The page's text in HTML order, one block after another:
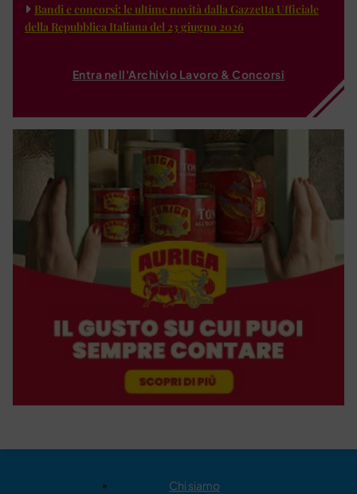
Bandi e concorsi: le ultime novità dalla Gazzetta Ufficiale
della Repubblica Italiana del 23 giugno 2026
Entra nell'Archivio Lavoro & Concorsi
Chi siamo